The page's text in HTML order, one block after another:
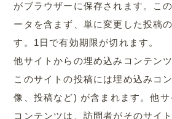
がブラウザーに保存されます。こ
ータを含まず、単に変更した投稿
す。1日で有効期限が切れます。
他サイトからの埋め込みコンテンツ
このサイトの投稿には埋め込みコ
像、投稿など) が含まれます。他
コンテンツは、訪問者がそのサイ